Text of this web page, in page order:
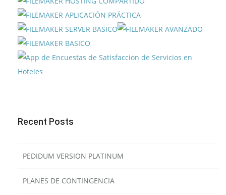
Recent Posts
PEDIDUM VERSION PLATINUM
PLANES DE CONTINGENCIA